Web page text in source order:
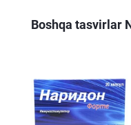
Boshqa tasvirlar